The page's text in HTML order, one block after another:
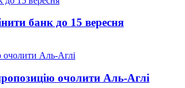
банк до 15 вересня
очолити Аль-Аглі